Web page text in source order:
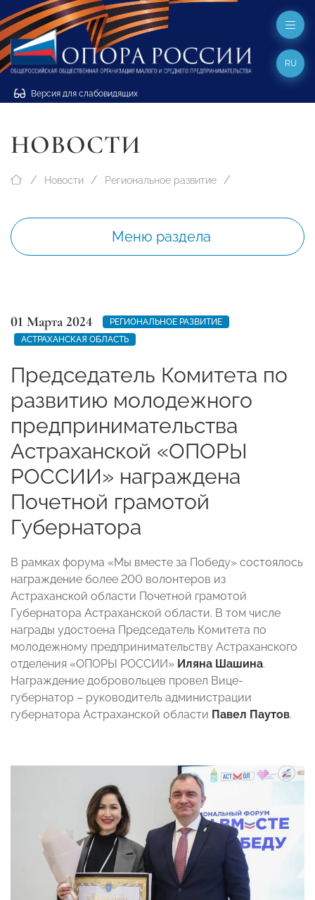
Версия для слабовидящих
RU
НОВОСТИ
Новости Региональное развитие
Меню раздела
01 Марта 2024
РЕГИОНАЛЬНОЕ РАЗВИТИЕ
АСТРАХАНСКАЯ ОБЛАСТЬ
Председатель Комитета по
развитию молодежного
предпринимательства
Астраханской «ОПОРЫ
РОССИИ» награждена
Почетной грамотой
Губернатора
В рамках форума «Мы вместе за Победу» состоялось
награждение более 200 волонтеров из
Астраханской области Почетной грамотой
Губернатора Астраханской области. В том числе
награды удостоена Председатель Комитета по
молодежному предпринимательству Астраханского
отделения «ОПОРЫ РОССИИ» Иляна Шашина.
Награждение добровольцев провел Вице-
губернатор – руководитель администрации
губернатора Астраханской области Павел Паутов.